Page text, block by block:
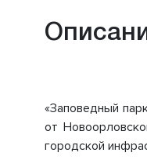
«Заповедный
от
городской